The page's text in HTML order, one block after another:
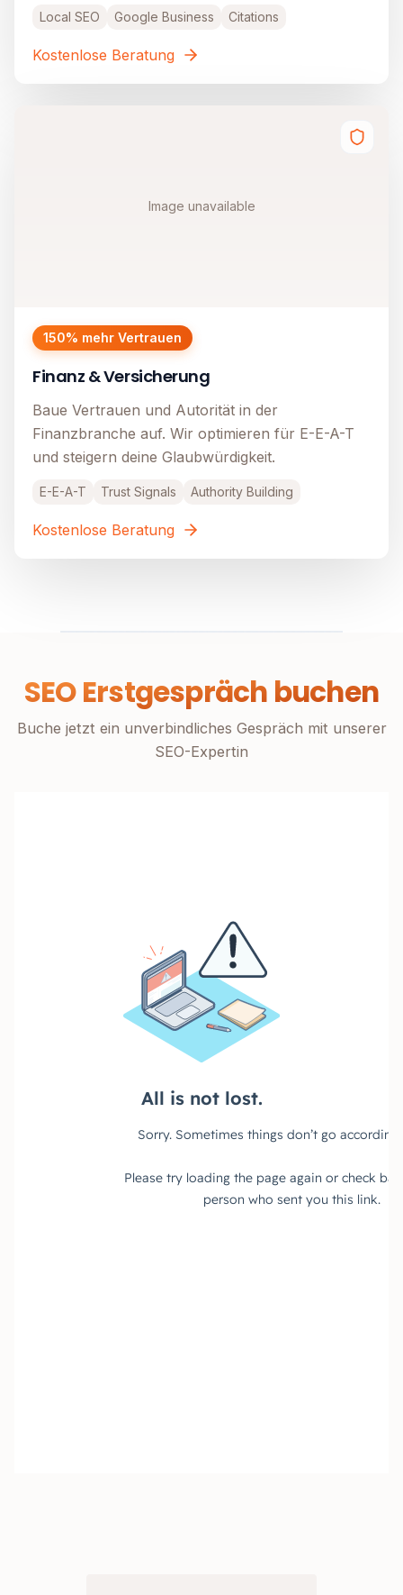
Local SEO Google Business Citations
Kostenlose Beratung
Image unavailable
150% mehr Vertrauen
Finanz & Versicherung
Baue Vertrauen und Autorität in der
Finanzbranche auf. Wir optimieren für E-E-A-T
und steigern deine Glaubwürdigkeit.
E-E-A-T Trust Signals Authority Building
Kostenlose Beratung
SEO Erstgespräch buchen
Buche jetzt ein unverbindliches Gespräch mit unserer
SEO-Expertin